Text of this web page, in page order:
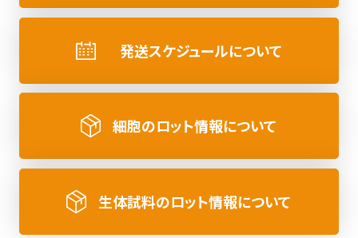
発送スケジュールについて
細胞のロット情報について
生体試料のロット情報について